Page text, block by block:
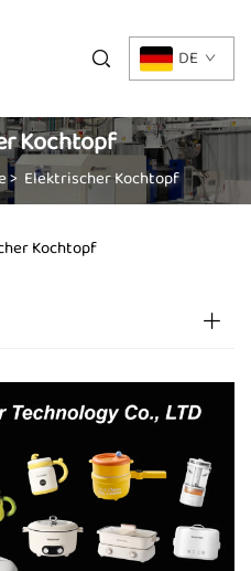
DE
Kochtopf
> Elektrischer Kochtopf
Kochtopf